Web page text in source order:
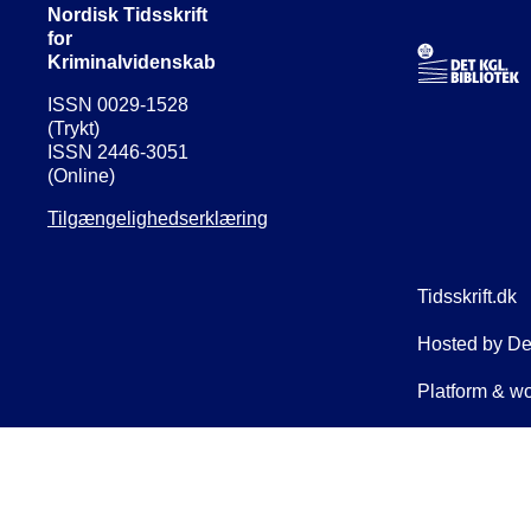
Nordisk Tidsskrift
for
Kriminalvidenskab
ISSN 0029-1528
(Trykt)
ISSN 2446-3051
(Online)
Tilgængelighedserklæring